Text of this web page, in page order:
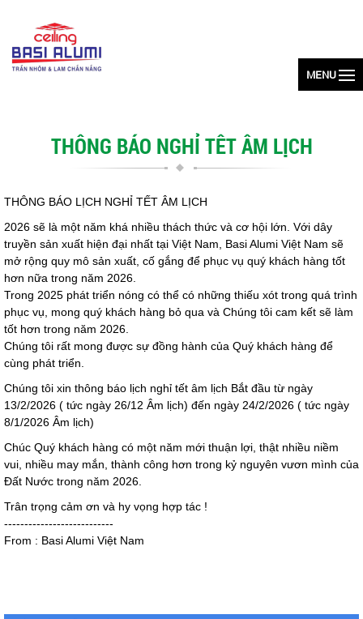
MENU
THÔNG BÁO NGHỈ TÊT ÂM LỊCH
THÔNG BÁO LỊCH NGHỈ TẾT ÂM LỊCH
2026 sẽ là một năm khá nhiều thách thức và cơ hội lớn. Với dây
truyền sản xuất hiện đại nhất tại Việt Nam, Basi Alumi Việt Nam sẽ
mở rộng quy mô sản xuất, cố gắng để phục vụ quý khách hàng tốt
hơn nữa trong năm 2026.
Trong 2025 phát triển nóng có thể có những thiếu xót trong quá trình
phục vụ, mong quý khách hàng bỏ qua và Chúng tôi cam kết sẽ làm
tốt hơn trong năm 2026.
Chúng tôi rất mong được sự đồng hành của Quý khách hàng để
cùng phát triển.
Chúng tôi xin thông báo lịch nghỉ tết âm lịch Bắt đầu từ ngày
13/2/2026 ( tức ngày 26/12 Âm lịch) đến ngày 24/2/2026 ( tức ngày
8/1/2026 Âm lịch)
Chúc Quý khách hàng có một năm mới thuận lợi, thật nhiều niềm
vui, nhiều may mắn, thành công hơn trong kỷ nguyên vươn mình của
Đất Nước trong năm 2026.
Trân trọng cảm ơn và hy vọng hợp tác !
---------------------------
From : Basi Alumi Việt Nam